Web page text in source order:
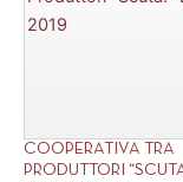
Use"
Spumante
COOPERATIVA TRA
PRODUTTORI